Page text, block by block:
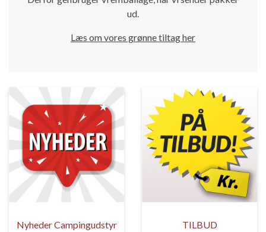
ud.
Læs om vores grønne tiltag her
Nyheder Campingudstyr TILBUD